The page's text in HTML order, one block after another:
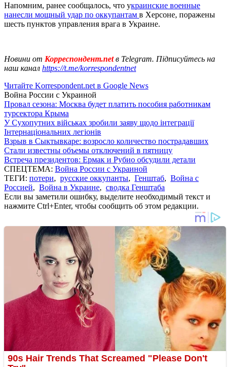
Напомним, ранее сообщалось, что украинские военные
нанесли мощный удар по оккупантам в Херсоне, поражены
шесть пунктов управления врага в Украине.
Новини от Корреспондент.netв Telegram. Підписуйтесь на
наш канал https://t.me/korrespondentnet
Читайте Korrespondent.net в Google News
Война России с Украиной
Провал сезона: Москва будет платить пособия работникам
турсектора Крыма
У Сухопутних військах зробили заяву щодо інтеграції
Інтернаціональних легіонів
Взрыв в Сыктывкаре: возросло количество пострадавших
Стали известны объемы отключений в пятницу
Встреча президентов: Ермак и Рубио обсудили детали
СПЕЦТЕМА: Война России с Украиной
ТЕГИ: потери, русские оккупанты, Генштаб, Война с
Россией, Война в Украине, сводка Генштаба
Если вы заметили ошибку, выделите необходимый текст и
нажмите Ctrl+Enter, чтобы сообщить об этом редакции.